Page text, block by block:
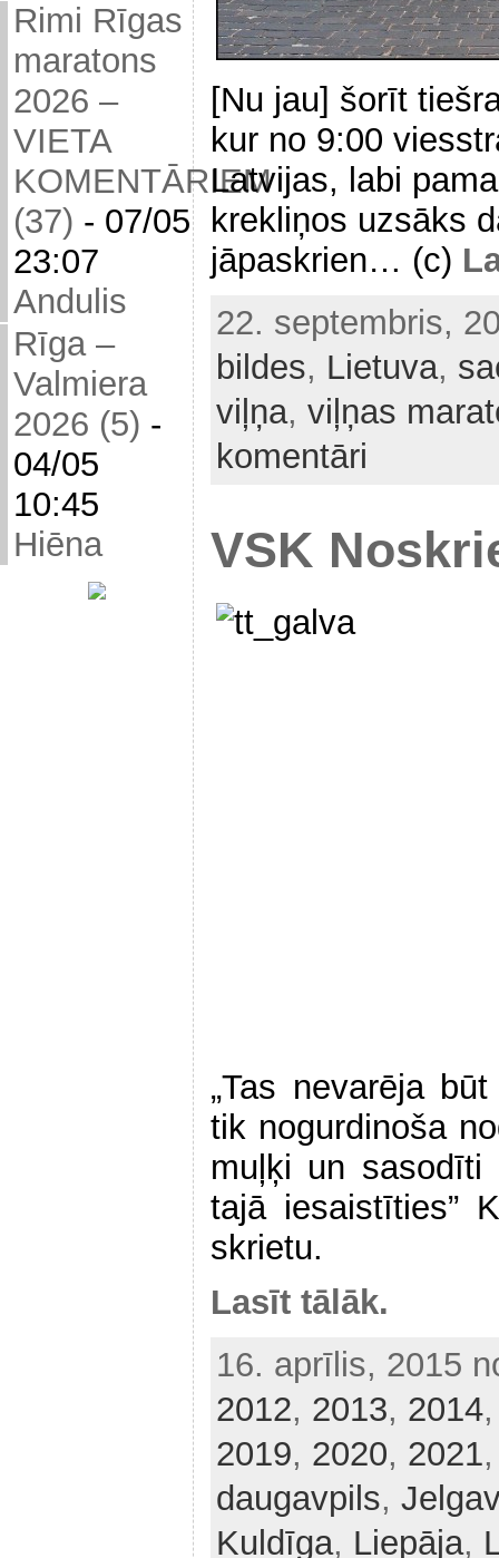
Rimi Rīgas
maratons
2026 –
VIETA
KOMENTĀRIEM
(37) - 07/05
23:07
Andulis
Rīga –
Valmiera
2026 (5) -
04/05
10:45
Hiēna
[Nu jau] šorīt
kur no 9:00
Latvijas, labi
krekliņos uzsāks
jāpaskrien… (c)
22. septembris,
bildes, Lietuva,
viļņa, viļņas
komentāri
VSK
„Tas nevarēja
tik nogurdinoša
muļķi un sasodīti
tajā iesaistīties”
skrietu.
Lasīt tālāk.
16. aprīlis, 2015
2012, 2013, 2014
2019, 2020, 2021
daugavpils,
Kuldīga, Liepāja,